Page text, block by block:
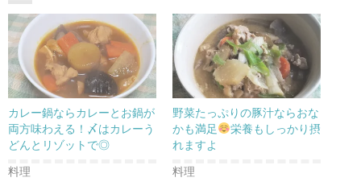
t
e
で
共
有
新
し
い
ィ
ン
ド
ウ
開
き
有
す
る
に
は
ク
リ
ッ
ク
し
て
く
だ
さ
い
l
e
+
で
共
有
(
新
し
い
ウ
ィ
ン
ド
ウ
カレー鍋ならカレーとお鍋が
両方味わえる！〆はカレーう
どんとリゾットで◎
料理
野菜たっぷりの豚汁ならおな
かも満足
栄養もしっかり摂
れますよ
料理